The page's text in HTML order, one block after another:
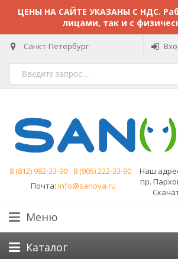
ЦЕНЫ НА САЙТЕ УКАЗАНЫ С НДС.
лицами, так и с
Санкт-Петербург
8 (812) 982-33-90
8 (905) 222-33-90
Почта: info@sanova.ru
Наш
пр.
Меню
Каталог